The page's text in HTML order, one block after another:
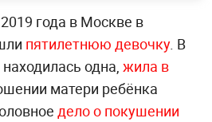
года в Москве в
пятилетнюю девочку. В
одна, жила в
матери ребёнка
дело о покушении